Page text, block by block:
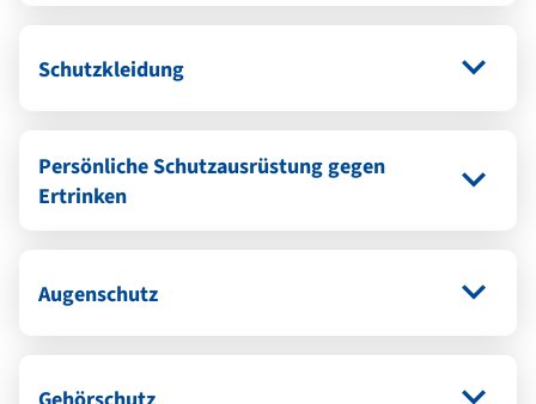
Schutzkleidung
Persönliche Schutzausrüstung gegen
Ertrinken
Augenschutz